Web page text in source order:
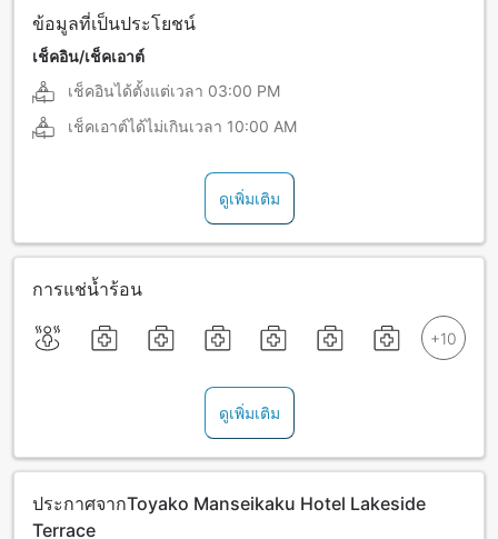
ข้อมูลที่เป็นประโยชน์
เช็คอิน/เช็คเอาต์
เช็คอินได้ตั้งแต่เวลา 03:00 PM
เช็คเอาต์ได้ไม่เกินเวลา 10:00 AM
ดูเพิ่มเติม
การแช่น้ำร้อน
ดูเพิ่มเติม
ประกาศจากToyako Manseikaku Hotel Lakeside
Terrace